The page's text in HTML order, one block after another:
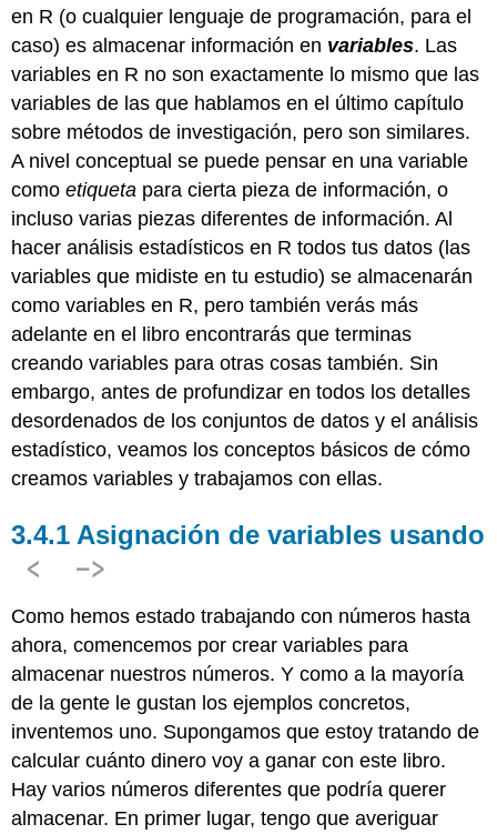
en R (o cualquier lenguaje de programación, para el
caso) es almacenar información en variables. Las
variables en R no son exactamente lo mismo que las
variables de las que hablamos en el último capítulo
sobre métodos de investigación, pero son similares.
A nivel conceptual se puede pensar en una variable
comoetiqueta para cierta pieza de información, o
incluso varias piezas diferentes de información. Al
hacer análisis estadísticos en R todos tus datos (las
variables que midiste en tu estudio) se almacenarán
como variables en R, pero también verás más
adelante en el libro encontrarás que terminas
creando variables para otras cosas también. Sin
embargo, antes de profundizar en todos los detalles
desordenados de los conjuntos de datos y el análisis
estadístico, veamos los conceptos básicos de cómo
creamos variables y trabajamos con ellas.
Asignación de variables usando
< ->
Como hemos estado trabajando con números hasta
ahora, comencemos por crear variables para
almacenar nuestros números. Y como a la mayoría
de la gente le gustan los ejemplos concretos,
inventemos uno. Supongamos que estoy tratando de
calcular cuánto dinero voy a ganar con este libro.
Hay varios números diferentes que podría querer
almacenar. En primer lugar, tengo que averiguar